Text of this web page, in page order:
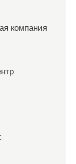
компания